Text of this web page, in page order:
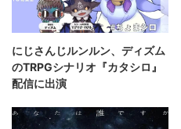
にじさんじルンルン、ディズム
のTRPGシナリオ『カタシロ』
配信に出演